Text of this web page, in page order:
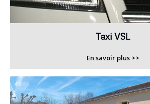
Taxi VSL
En savoir plus >>